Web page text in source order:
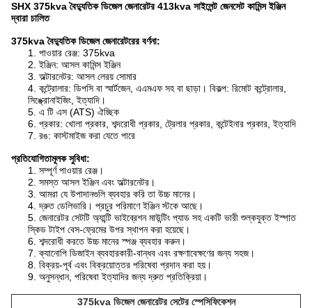
SHX 375kva বৈদ্যুতিক ডিজেল জেনারেটর 413kva সাইলেন্ট জেনসেট কামিন্স ইঞ্জিন
দ্বারা চালিত
375kva বৈদ্যুতিক ডিজেল জেনারেটরের বর্ণনা:
1. পাওয়ার রেঞ্জ: 375kva
2. ইঞ্জিন: আসল কামিন্স ইঞ্জিন
3. অল্টারনেটর: আসল লেরয় সোমার
4. কন্ট্রোলার: ডিপসি বা স্মার্টজেন, এএমএফ সহ বা ছাড়া। বিকল্প: রিমোট কন্ট্রোলার,
সিঙ্ক্রোনাইজিং, ইত্যাদি।
5. এ টি এস (ATS) ঐচ্ছিক
6. প্রকার: খোলা প্রকার, শব্দরোধী প্রকার, ট্রেলার প্রকার, কন্টেইনার প্রকার, ইত্যাদি
7. রঙ: কাস্টমাইজ করা যেতে পারে
প্রতিযোগিতামূলক সুবিধা:
1. সম্পূর্ণ পাওয়ার রেঞ্জ।
2. সমস্ত আসল ইঞ্জিন এবং অল্টারনেটর।
3. আমরা যে উপাদানগুলি ব্যবহার করি তা উচ্চ মানের।
4. দ্রুত ডেলিভারি। প্রচুর পরিমাণে ইঞ্জিন স্টকে আছে।
5. জেনারেটর সেটটি অ্যান্টি ভাইব্রেশন মাউন্টিং প্যাড সহ একটি ভারী শুল্কযুক্ত ইস্পাত
স্কিড টাইপ বেস-ফ্রেমের উপর স্থাপন করা হয়েছে।
6. শব্দরোধী করতে উচ্চ মানের স্পঞ্জ ব্যবহার করুন।
7. ক্যানোপি ডিজাইন ব্যবহারকারী-বান্ধব এবং রক্ষণাবেক্ষণের জন্য সহজ।
8. বিক্রয়-পূর্ব এবং বিক্রয়োত্তর পরিষেবা প্রদান করা হয়।
9. অনুসন্ধান, পরিষেবা ইত্যাদির জন্য দ্রুত প্রতিক্রিয়া।
375kva ডিজেল জেনারেটর সেটের স্পেসিফিকেশন